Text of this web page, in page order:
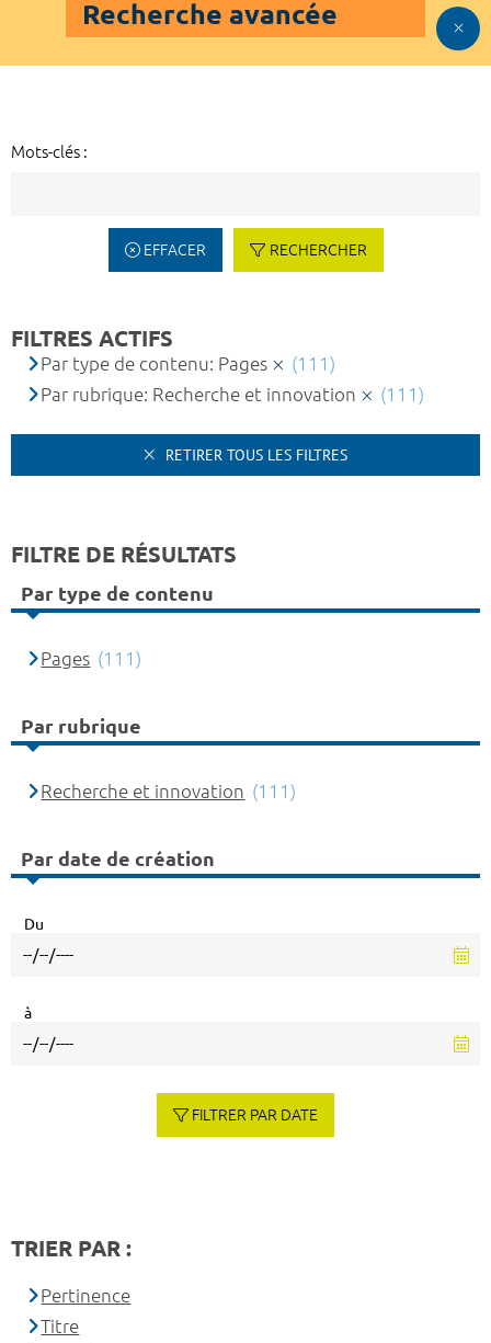
Recherche avancée
Mots-clés :
EFFACER RECHERCHER
FILTRES ACTIFS
Par type de contenu: Pages
(111)
Par rubrique: Recherche et innovation
(111)
RETIRER TOUS LES FILTRES
FILTRE DE RÉSULTATS
Par type de contenu
Pages (111)
Par rubrique
Recherche et innovation (111)
Par date de création
Du
à
FILTRER PAR DATE
TRIER PAR :
Pertinence
Titre